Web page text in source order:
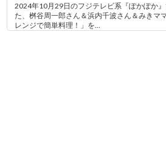
2024年10月29日のフジテレビ系『ぽかぽか
た、桝谷周一郎さん＆浜内千波さん＆みきマ
レンジで簡単料理！」を...